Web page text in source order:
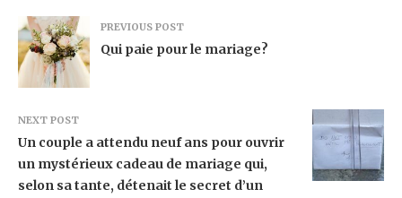
PREVIOUS POST
Qui paie pour le mariage?
NEXT POST
Un couple a attendu neuf ans pour ouvrir
un mystérieux cadeau de mariage qui,
selon sa tante, détenait le secret d’un